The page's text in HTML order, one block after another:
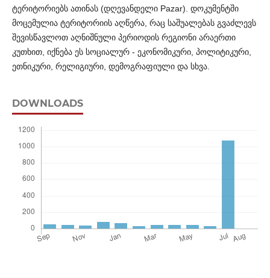
ტერიტორიებს ათინას (დღევანდელი Pazar). დოკუმენტში
მოცემულია ტერიტორიის აღწერა, რაც საშუალებას გვაძლევს
შევისწავლოთ აღნიშნული პერიოდის რეგიონი არაერთი
კუთხით, იქნება ეს სოციალურ - ეკონომიკური, პოლიტიკური,
ეთნიკური, რელიგიური, დემოგრაფიული და სხვა.
DOWNLOADS